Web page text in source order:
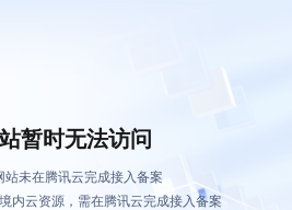
暂时无法访问
站未在腾讯云完成接入备案
内云资源，需在腾讯云完成接入备案